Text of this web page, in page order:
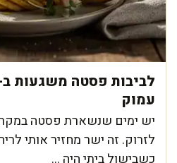
עמוק
יש ימים שנשארת פסטה
לזרוק. זה ישר מחזיר אותי
כשבישול ביתי היה ...